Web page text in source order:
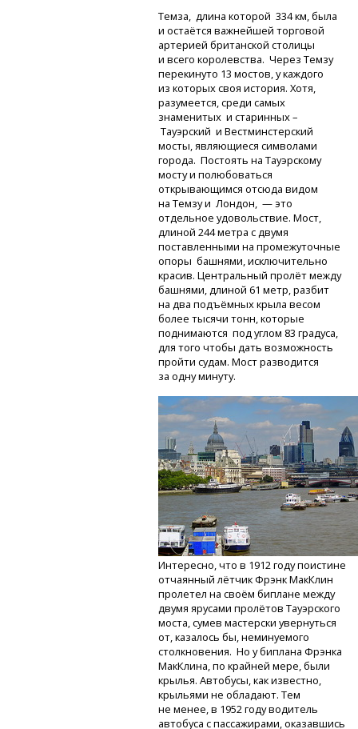
Темза, длина которой 334 км, была
и остаётся важнейшей торговой
артерией британской столицы
и всего королевства. Через Темзу
перекинуто 13 мостов, у каждого
из которых своя история. Хотя,
разумеется, среди самых
знаменитых и старинных –
Тауэрский и Вестминстерский
мосты, являющиеся символами
города. Постоять на Тауэрскому
мосту и полюбоваться
открывающимся отсюда видом
на Темзу и Лондон, — это
отдельное удовольствие. Мост,
длиной 244 метра с двумя
поставленными на промежуточные
опоры башнями, исключительно
красив. Центральный пролёт между
башнями, длиной 61 метр, разбит
на два подъёмных крыла весом
более тысячи тонн, которые
поднимаются под углом 83 градуса,
для того чтобы дать возможность
пройти судам. Мост разводится
за одну минуту.
Интересно, что в 1912 году поистине
отчаянный лётчик Фрэнк МакКлин
пролетел на своём биплане между
двумя ярусами пролётов Тауэрского
моста, сумев мастерски увернуться
от, казалось бы, неминуемого
столкновения. Но у биплана Фрэнка
МакКлина, по крайней мере, были
крылья. Автобусы, как известно,
крыльями не обладают. Тем
не менее, в 1952 году водитель
автобуса с пассажирами, оказавшись